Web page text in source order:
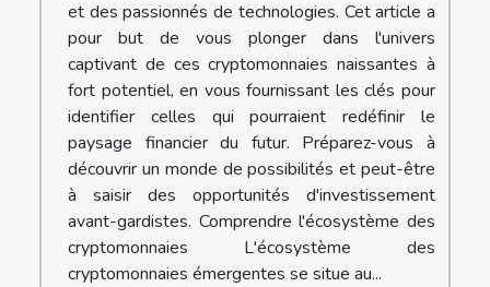
et des passionnés de technologies. Cet article a
pour but de vous plonger dans l'univers
captivant de ces cryptomonnaies naissantes à
fort potentiel, en vous fournissant les clés pour
identifier celles qui pourraient redéfinir le
paysage financier du futur. Préparez-vous à
découvrir un monde de possibilités et peut-être
à saisir des opportunités d'investissement
avant-gardistes. Comprendre l'écosystème des
cryptomonnaies L'écosystème des
cryptomonnaies émergentes se situe au...